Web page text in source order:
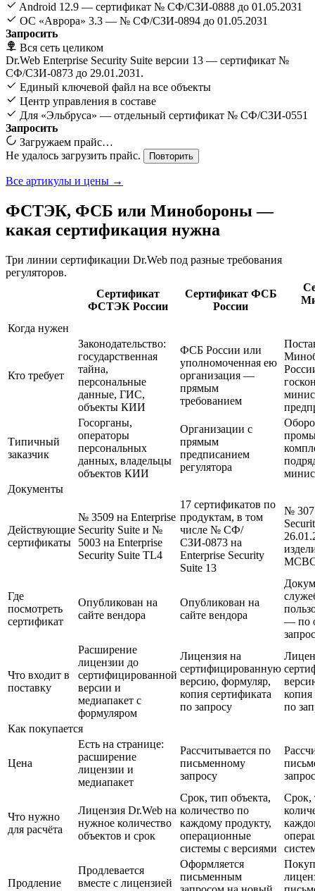
Android 12.9 — сертификат № СФ/СЗИ-0888 до 01.05.2031
ОС «Аврора» 3.3 — № СФ/СЗИ-0894 до 01.05.2031
Запросить
Вся сеть целиком
Dr.Web Enterprise Security Suite версии 13 — сертификат №
СФ/СЗИ-0873 до 29.01.2031.
Единый ключевой файл на все объекты
Центр управления в составе
Для «Эльбруса» — отдельный сертификат № СФ/СЗИ-0551
Запросить
Загружаем прайс…
Не удалось загрузить прайс.
Повторить
Все артикулы и цены →
ФСТЭК, ФСБ или Минобороны —
какая сертификация нужна
Три линии сертификации Dr.Web под разные требования
регуляторов.
Сертификат
ФСТЭК России
Сертификат ФСБ
России
Когда нужен
Кто требует
Законодательство:
государственная
тайна,
персональные
данные, ГИС,
объекты КИИ
ФСБ России или
уполномоченная ею
организация —
прямым
требованием
Типичный
заказчик
Госорганы,
операторы
персональных
данных, владельцы
объектов КИИ
Организации с
прямым
предписанием
регулятора
Документы
Действующие
сертификаты
№ 3509 на Enterprise
Security Suite и №
5003 на Enterprise
Security Suite TL4
17 сертификатов по
продуктам, в том
числе № СФ/
СЗИ-0873 на
Enterprise Security
Suite 13
№
МСВС
Где
посмотреть
сертификат
Опубликован на
сайте вендора
Опубликован на
сайте вендора
— по
Что входит в
поставку
Расширение
лицензии до
сертифицированной
версии и
медиапакет с
формуляром
Лицензия на
сертифицированную
версию, формуляр,
копия сертификата
по запросу
копия
по
Как покупается
Цена
Есть на странице:
расширение
лицензии и
медиапакет
Рассчитывается по
письменному
запросу
Что нужно
для расчёта
Лицензия Dr.Web на
нужное количество
объектов и срок
Срок, тип объекта,
количество по
каждому продукту,
операционные
системы с версиями
Срок,
Продление
Продлевается
вместе с лицензией
Оформляется
письменным